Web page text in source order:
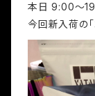
本日 9:00〜
今回新入荷の